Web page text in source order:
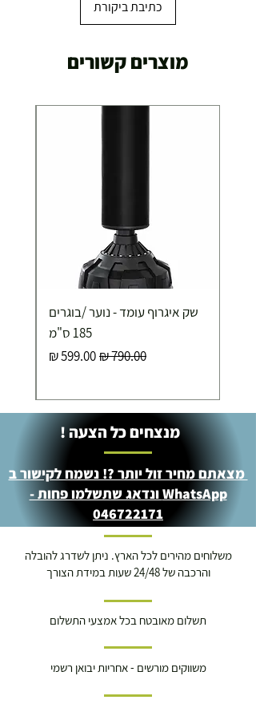
כתיבת ביקורת
מוצרים קשורים
שק איגרוף עומד - נוער /בוגרים
185 ס"מ
מחיר רגילמחיר מבצע
מנצחים כל הצעה !
מצאתם מחיר זול יותר ?! נשמח לקישור ב
WhatsApp ונדאג שתשלמו פחות -
046722171
משלוחים מהירים לכל הארץ. ניתן לשדרג להובלה
והרכבה של 24/48 שעות במידת הצורך
תשלום מאובטח בכל אמצעי התשלום
משווקים מורשים - אחריות יבואן רשמי